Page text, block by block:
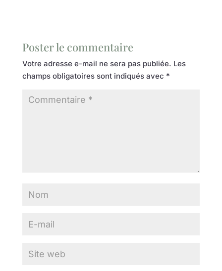
Poster le commentaire
Votre adresse e-mail ne sera pas publiée. Les
champs obligatoires sont indiqués avec *